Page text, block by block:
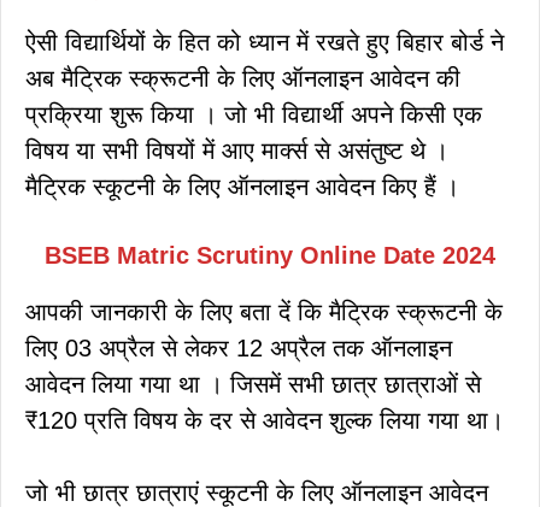
ऐसी विद्यार्थियों के हित को ध्यान में रखते हुए बिहार बोर्ड ने
अब मैट्रिक स्क्रूटनी के लिए ऑनलाइन आवेदन की
प्रक्रिया शुरू किया । जो भी विद्यार्थी अपने किसी एक
विषय या सभी विषयों में आए मार्क्स से असंतुष्ट थे ।
मैट्रिक स्कूटनी के लिए ऑनलाइन आवेदन किए हैं ।
BSEB Matric Scrutiny Online Date 2024
आपकी जानकारी के लिए बता दें कि मैट्रिक स्क्रूटनी के
लिए 03 अप्रैल से लेकर 12 अप्रैल तक ऑनलाइन
आवेदन लिया गया था । जिसमें सभी छात्र छात्राओं से
₹120 प्रति विषय के दर से आवेदन शुल्क लिया गया था।
जो भी छात्र छात्राएं स्कूटनी के लिए ऑनलाइन आवेदन